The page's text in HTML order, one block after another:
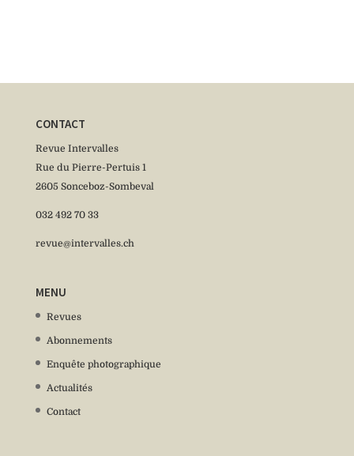
CONTACT
Revue Intervalles
Rue du Pierre-Pertuis 1
2605 Sonceboz-Sombeval
032 492 70 33
revue@intervalles.ch
MENU
Revues
Abonnements
Enquête photographique
Actualités
Contact